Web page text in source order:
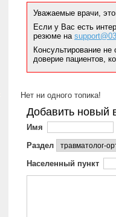
Уважаемые врачи,
Если у Вас есть
резюме на
Консультирование
доверие пациентов,
Нет ни одного топика!
Добавить новый
Имя
Раздел
Населенный пункт